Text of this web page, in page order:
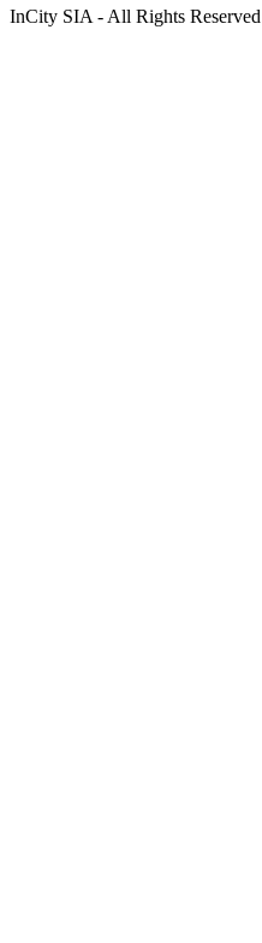
InCity SIA - All Rights Reserved